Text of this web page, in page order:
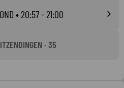
• 20:57 - 21:00
· 35